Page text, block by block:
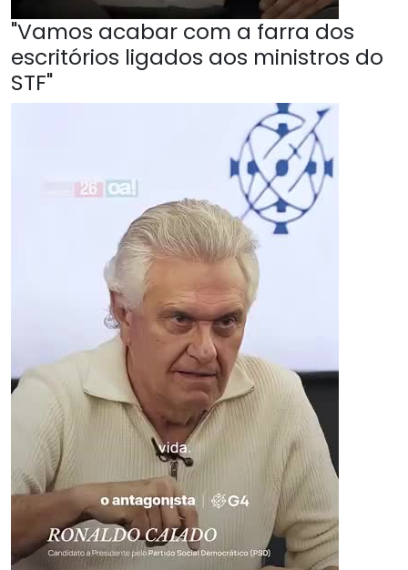
"Vamos acabar com a farra dos
escritórios ligados aos ministros do
STF"